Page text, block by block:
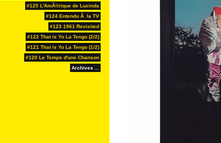
#125 L'AmÃ©rique de Lucinda
#124 Entendu Ã la TV
#123 1961 Revisited
#122 That is Yo La Tengo (2/2)
#121 That is Yo La Tengo (1/2)
#120 Le Temps d'une Chanson
Archives ...